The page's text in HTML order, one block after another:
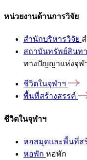
หน่วยงานด้านการวิจัย
สำนักบริหารวิจัย
สถาบันทรัพย์สินท
ทางปัญญาแห่งจุฬ
ชีวิตในจุฬาฯ
พื้นที่สร้างสรรค์
ชีวิตในจุฬาฯ
หอสมุดและพื้นที่ส
หอพัก หอพัก